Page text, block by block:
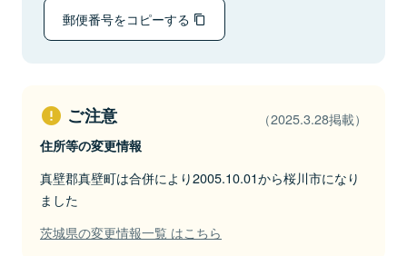
郵便番号をコピーする
ご注意 （2025.3.28掲載）
住所等の変更情報
真壁郡真壁町は合併により2005.10.01から桜川市になり
ました
茨城県の変更情報一覧 はこちら